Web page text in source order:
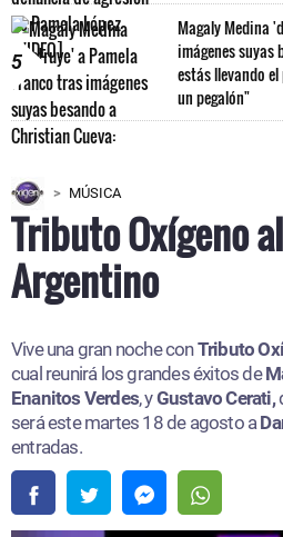
5
Magaly Medina
imágenes suyas
estás llevando
un pegalón"
MÚSICA
Tributo Oxígeno
Argentino
Vive una gran noche conTributo
cual reunirá los grandes éxitos de
Enanitos Verdes, yGustavo Cerati,
será este martes 18 de agosto a
entradas.​